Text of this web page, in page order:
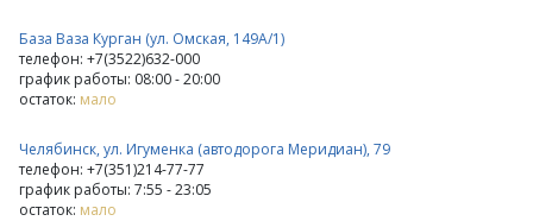
База Ваза Курган (ул. Омская, 149А/1)
телефон: +7(3522)632-000
график работы: 08:00 - 20:00
остаток: мало
Челябинск, ул. Игуменка (автодорога Меридиан), 79
телефон: +7(351)214-77-77
график работы: 7:55 - 23:05
остаток: мало